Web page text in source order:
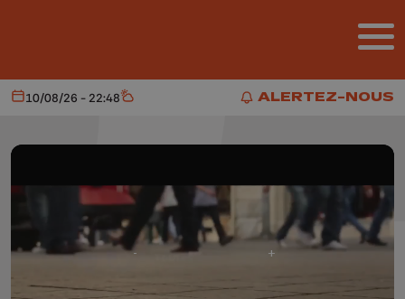
ALERTEZ-NOUS
ALERTEZ-NOUS
Aujourd'hui
10/08/26 - 22:48 Météo